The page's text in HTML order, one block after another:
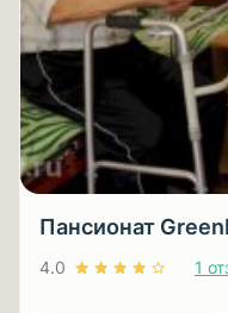
Пансионат
4.0 1